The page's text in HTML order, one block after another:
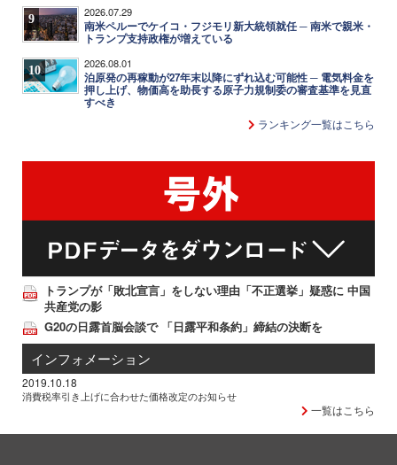
9 2026.07.29
南米ペルーでケイコ・フジモリ新大統領就任 ─ 南米で親米・
トランプ支持政権が増えている
10 2026.08.01
泊原発の再稼動が27年末以降にずれ込む可能性 ─ 電気料金を
押し上げ、物価高を助長する原子力規制委の審査基準を見直
すべき
ランキング一覧はこちら
トランプが「敗北宣言」をしない理由「不正選挙」疑惑に 中国
共産党の影
G20の日露首脳会談で 「日露平和条約」締結の決断を
インフォメーション
2019.10.18
消費税率引き上げに合わせた価格改定のお知らせ
一覧はこちら